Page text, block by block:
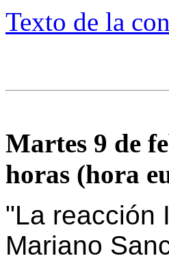
Texto de la
Martes 9 de
horas (hora
"La reacción
Mariano